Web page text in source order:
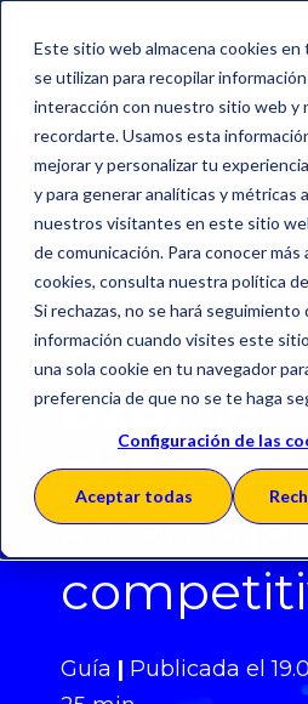
Este sitio web almacena cookies en
se utilizan para recopilar
interacción con nuestro sitio web y
recordarte. Usamos esta
mejorar y personalizar tu
y para generar analíticas y métricas
nuestros visitantes en este sitio
de comunicación. Para conocer más
cookies, consulta nuestra política
Si rechazas, no se hará seguimiento
información cuando visites este
una sola cookie en tu navegador
preferencia de que no se te haga
Configuración de las
Aceptar todas
Factura
B2B:de
a ventaja
Guía | Publicada el